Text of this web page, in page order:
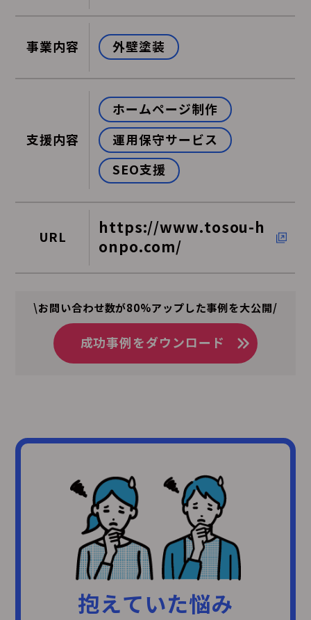
事業内容 外壁塗装
支援内容
ホームページ制作
運用保守サービス
SEO支援
URL
https://www.tosou-h
onpo.com/
\お問い合わせ数が80%アップした事例を大公開/
成功事例をダウンロード
抱えていた悩み